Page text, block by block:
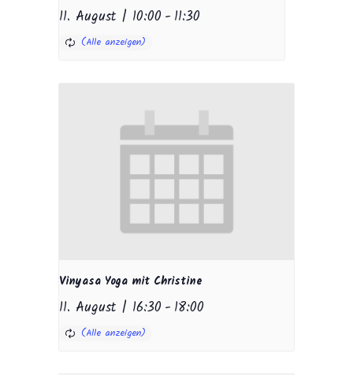
11. August | 10:00 -11:30
Vinyasa Yoga mit Christine
11. August | 16:30 -18:00